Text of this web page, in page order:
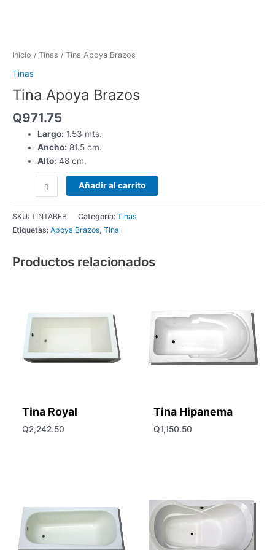
Inicio / Tinas / Tina Apoya Brazos
Tinas
Tina Apoya Brazos
Q971.75
Largo: 1.53 mts.
Ancho: 81.5 cm.
Alto: 48 cm.
Añadir al carrito
SKU: TINTABFB Categoría: Tinas
Etiquetas: Apoya Brazos, Tina
Productos relacionados
Tina Royal
Q2,242.50
Tina Hipanema
Q1,150.50